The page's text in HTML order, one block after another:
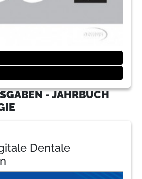
- JAHRBUCH
Dentale